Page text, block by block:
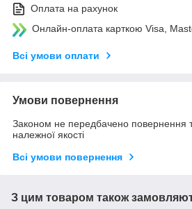
Оплата на рахунок
Онлайн-оплата карткою Visa,
Всі умови оплати
Умови повернення
Законом не передбачено повернення
належної якості
Всі умови повернення
З цим товаром також